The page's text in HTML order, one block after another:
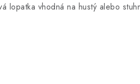
lopatka vhodná na hustý alebo